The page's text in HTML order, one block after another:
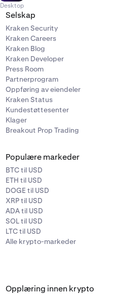
Desktop
Selskap
Kraken Security
Kraken Careers
Kraken Blog
Kraken Developer
Press Room
Partnerprogram
Oppføring av eiendeler
Kraken Status
Kundestøttesenter
Klager
Breakout Prop Trading
Populære markeder
BTC til USD
ETH til USD
DOGE til USD
XRP til USD
ADA til USD
SOL til USD
LTC til USD
Alle krypto-markeder
Opplæring innen krypto